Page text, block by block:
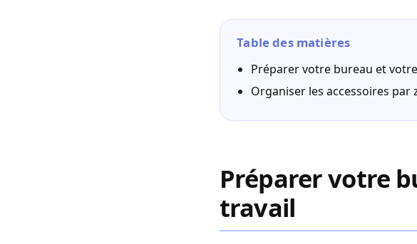
Table des matières
Préparer votre bureau et
Organiser les accessoires
Préparer votre
travail